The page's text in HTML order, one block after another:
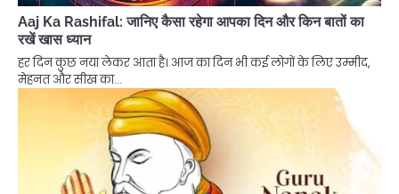
Aaj Ka Rashifal: जानिए कैसा रहेगा आपका दिन और किन बातों का
रखें खास ध्यान
हर दिन कुछ नया लेकर आता है। आज का दिन भी कई लोगों के लिए उम्मीद,
मेहनत और सीख का…